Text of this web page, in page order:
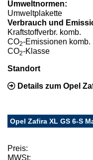
Umweltnormen:
Umweltplakette
Verbrauch und
Kraftstoffverbr. komb.
CO2-Emissionen komb.
CO2-Klasse
Standort
Details zum Opel
Opel Zafira XL GS 6-S
Preis:
MWSt: